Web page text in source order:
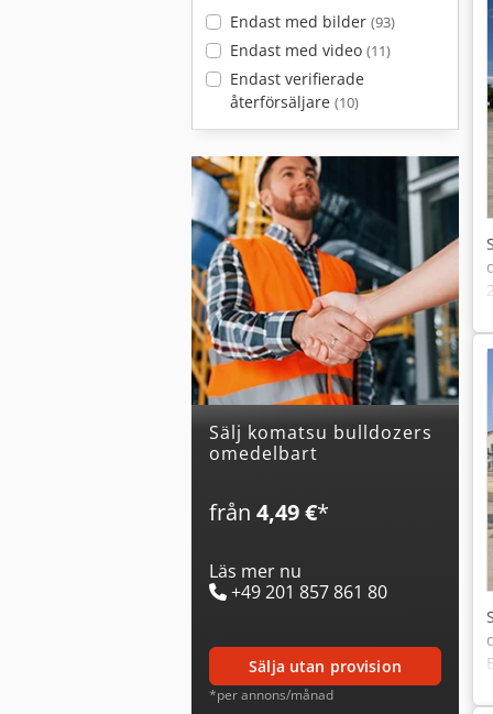
Endast med bilder (93)
Endast med video (11)
Endast verifierade
återförsäljare (10)
Sälj komatsu bulldozers
omedelbart
från 4,49 €*
Läs mer nu
+49 201 857 861 80
sälja utan provision
*per annons/månad